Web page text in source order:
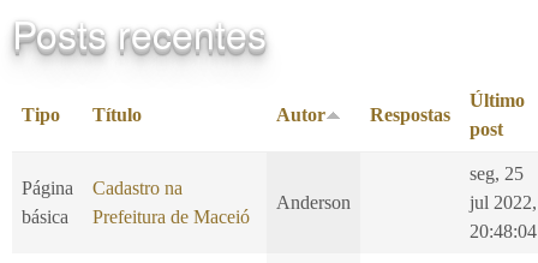
Posts recentes
Tipo Título Autor Respostas
Último
post
Página
básica
Cadastro na
Prefeitura de Maceió
Anderson
seg, 25
jul 2022,
20:48:04